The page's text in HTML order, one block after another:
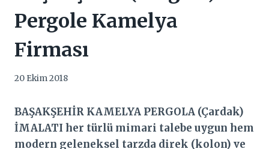
Pergole Kamelya
Firması
20 Ekim 2018
BAŞAKŞEHİR KAMELYA PERGOLA (Çardak)
İMALATI her türlü mimari talebe uygun hem
modern geleneksel tarzda direk (kolon) ve